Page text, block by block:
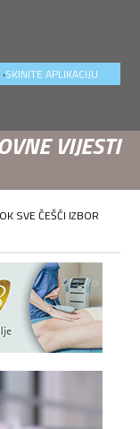
SKINITE APLIKACIJU
.
VIJESTI
SVE ČEŠĆI IZBOR